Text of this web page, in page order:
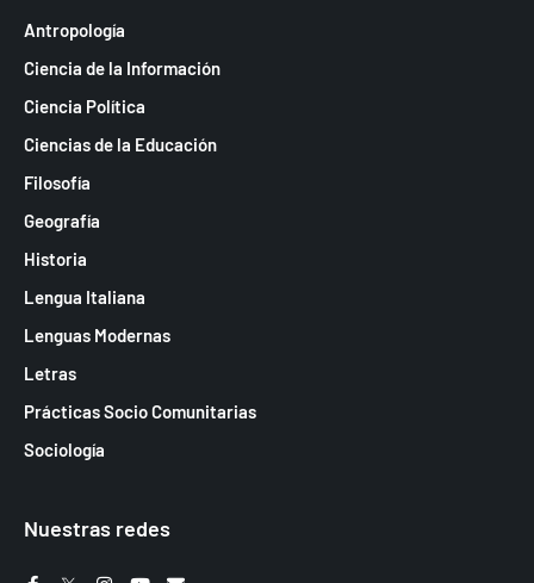
Antropología
Ciencia de la Información
Ciencia Política
Ciencias de la Educación
Filosofía
Geografía
Historia
Lengua Italiana
Lenguas Modernas
Letras
Prácticas Socio Comunitarias
Sociología
Nuestras redes